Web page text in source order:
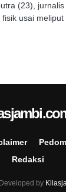
(23),
usai
Redaksi
by